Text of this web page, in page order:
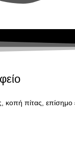
κοπή πίτας, επίσημο